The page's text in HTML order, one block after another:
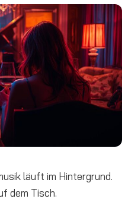
läuft im Hintergrund.
dem Tisch.